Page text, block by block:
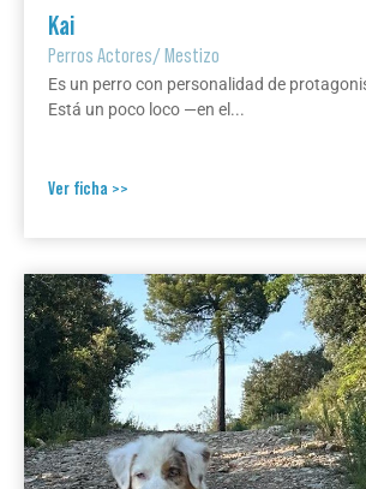
Kai
Perros Actores/Mestizo
Es un perro con personalidad de
Está un poco loco —en el...
Ver ficha >>